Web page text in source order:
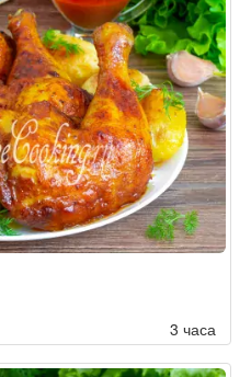
3 часа